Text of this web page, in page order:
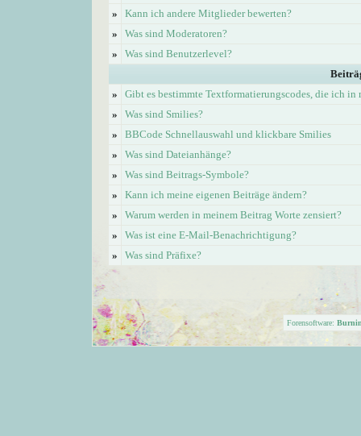
»
Kann ich andere Mitglieder bewerten?
»
Was sind Moderatoren?
»
Was sind Benutzerlevel?
»
Gibt es bestimmte Textformatierungscodes, die ich
»
Was sind Smilies?
»
BBCode Schnellauswahl und klickbare Smilies
»
Was sind Dateianhänge?
»
Was sind Beitrags-Symbole?
»
Kann ich meine eigenen Beiträge ändern?
»
Warum werden in meinem Beitrag Worte zensiert?
»
Was ist eine E-Mail-Benachrichtigung?
»
Was sind Präfixe?
Forensoftware: